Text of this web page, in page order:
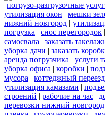
погрузо-разгрузочные
утилизация окон | мешки
нижний новгород |
погрузка | снос перегородок |
самосвала | заказать
уборка дачи | заказать
аренда погрузчика | услуги
уборка офиса | коробки |
мусора | коттеджный переезд
утилизация камазами |
строений | рабочие на час |
перевозки нижний